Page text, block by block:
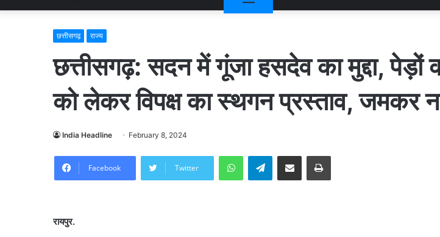
छत्तीसगढ़ राज्य
छत्तीसगढ़: सदन में गूंजा हसदेव का मुद्दा, पेड़ों
को लेकर विपक्ष का स्थगन प्रस्ताव, जमकर
India Headline February 8, 2024
Facebook Twitter
WhatsAppTelegramShare via Email Print
रायपुर.